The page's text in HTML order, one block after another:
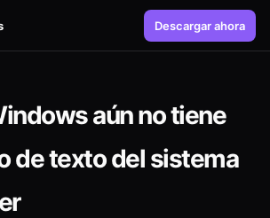
Descargar ahora
aún no tiene
de texto del sistema